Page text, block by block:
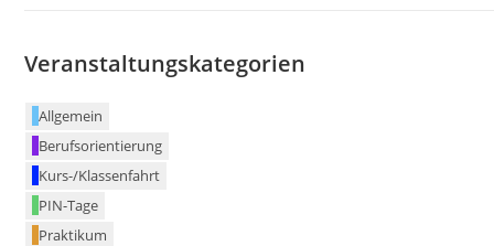
Veranstaltungskategorien
Allgemein
Berufsorientierung
Kurs-/Klassenfahrt
PIN-Tage
Praktikum